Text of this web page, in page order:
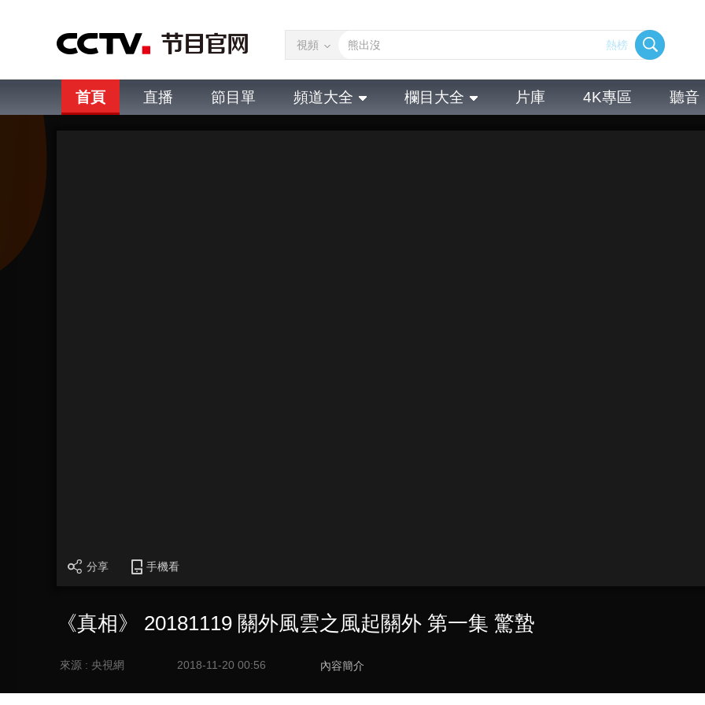
視頻 熱榜
首頁 直播 節目單 頻道大全 欄目大全 片庫 4K專區 聽音
分享 手機看
《真相》 20181119 關外風雲之風起關外 第一集 驚蟄
來源 : 央視網 2018-11-20 00:56 內容簡介